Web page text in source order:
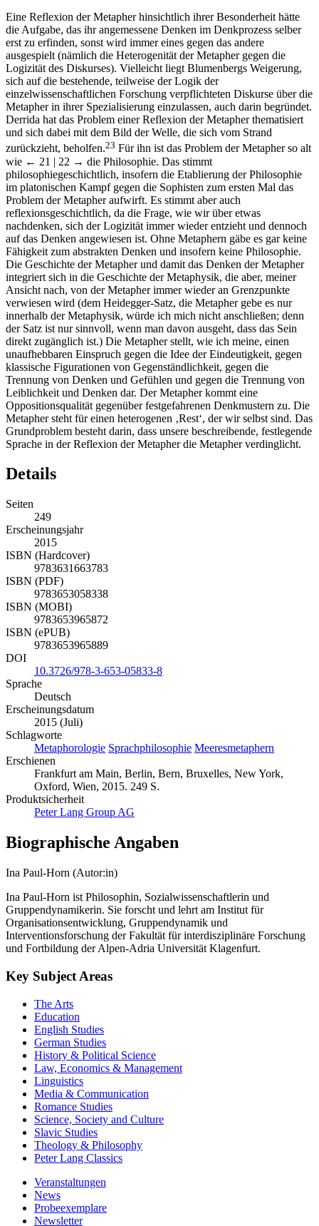
Eine Reflexion der Metapher hinsichtlich ihrer Besonderheit hätte
die Aufgabe, das ihr angemessene Denken im Denkprozess selber
erst zu erfinden, sonst wird immer eines gegen das andere
ausgespielt (nämlich die Heterogenität der Metapher gegen die
Logizität des Diskurses). Vielleicht liegt Blumenbergs Weigerung,
sich auf die bestehende, teilweise der Logik der
einzelwissenschaftlichen Forschung verpflichteten Diskurse über die
Metapher in ihrer Spezialisierung einzulassen, auch darin begründet.
Derrida hat das Problem einer Reflexion der Metapher thematisiert
und sich dabei mit dem Bild der Welle, die sich vom Strand
zurückzieht, beholfen.23 Für ihn ist das Problem der Metapher so alt
wie ← 21 | 22 → die Philosophie. Das stimmt
philosophiegeschichtlich, insofern die Etablierung der Philosophie
im platonischen Kampf gegen die Sophisten zum ersten Mal das
Problem der Metapher aufwirft. Es stimmt aber auch
reflexionsgeschichtlich, da die Frage, wie wir über etwas
nachdenken, sich der Logizität immer wieder entzieht und dennoch
auf das Denken angewiesen ist. Ohne Metaphern gäbe es gar keine
Fähigkeit zum abstrakten Denken und insofern keine Philosophie.
Die Geschichte der Metapher und damit das Denken der Metapher
integriert sich in die Geschichte der Metaphysik, die aber, meiner
Ansicht nach, von der Metapher immer wieder an Grenzpunkte
verwiesen wird (dem Heidegger-Satz, die Metapher gebe es nur
innerhalb der Metaphysik, würde ich mich nicht anschließen; denn
der Satz ist nur sinnvoll, wenn man davon ausgeht, dass das Sein
direkt zugänglich ist.) Die Metapher stellt, wie ich meine, einen
unaufhebbaren Einspruch gegen die Idee der Eindeutigkeit, gegen
klassische Figurationen von Gegenständlichkeit, gegen die
Trennung von Denken und Gefühlen und gegen die Trennung von
Leiblichkeit und Denken dar. Der Metapher kommt eine
Oppositionsqualität gegenüber festgefahrenen Denkmustern zu. Die
Metapher steht für einen heterogenen ‚Rest‘, der wir selbst sind. Das
Grundproblem besteht darin, dass unsere beschreibende, festlegende
Sprache in der Reflexion der Metapher die Metapher verdinglicht.
Details
Seiten
249
Erscheinungsjahr
2015
ISBN (Hardcover)
9783631663783
ISBN (PDF)
9783653058338
ISBN (MOBI)
9783653965872
ISBN (ePUB)
9783653965889
DOI
10.3726/978-3-653-05833-8
Sprache
Deutsch
Erscheinungsdatum
2015 (Juli)
Schlagworte
Metaphorologie Sprachphilosophie Meeresmetaphern
Erschienen
Frankfurt am Main, Berlin, Bern, Bruxelles, New York,
Oxford, Wien, 2015. 249 S.
Produktsicherheit
Peter Lang Group AG
Biographische Angaben
Ina Paul-Horn (Autor:in)
Ina Paul-Horn ist Philosophin, Sozialwissenschaftlerin und
Gruppendynamikerin. Sie forscht und lehrt am Institut für
Organisationsentwicklung, Gruppendynamik und
Interventionsforschung der Fakultät für interdisziplinäre Forschung
und Fortbildung der Alpen-Adria Universität Klagenfurt.
Key Subject Areas
The Arts
Education
English Studies
German Studies
History & Political Science
Law, Economics & Management
Linguistics
Media & Communication
Romance Studies
Science, Society and Culture
Slavic Studies
Theology & Philosophy
Peter Lang Classics
Veranstaltungen
News
Probeexemplare
Newsletter